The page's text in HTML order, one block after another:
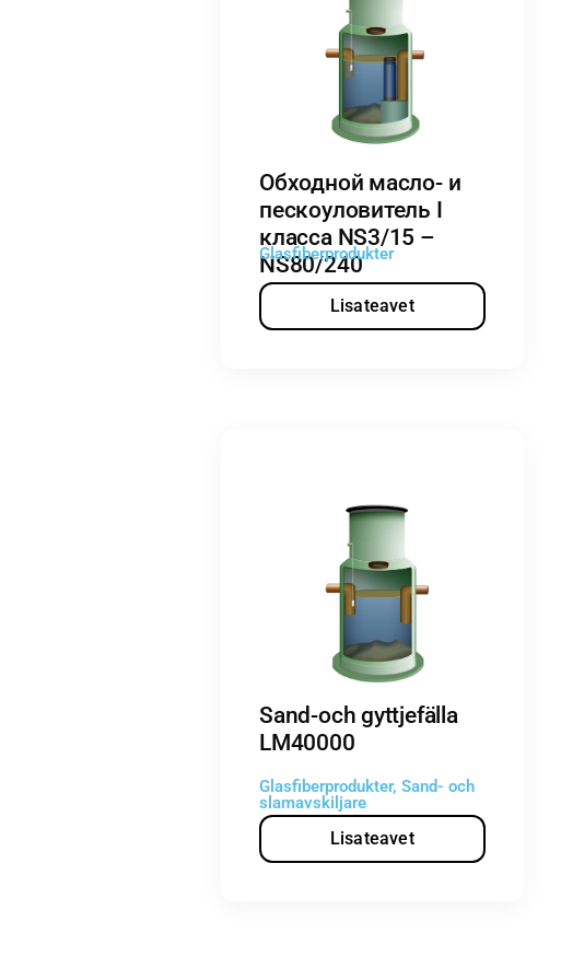
Обходной масло- и
пескоуловитель I
класса NS3/15 –
NS80/240
Glasfiberprodukter
Lisateavet
Sand-och gyttjefälla
LM40000
Glasfiberprodukter, Sand- och
slamavskiljare
Lisateavet